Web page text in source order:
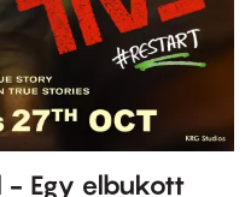
- Egy elbukott